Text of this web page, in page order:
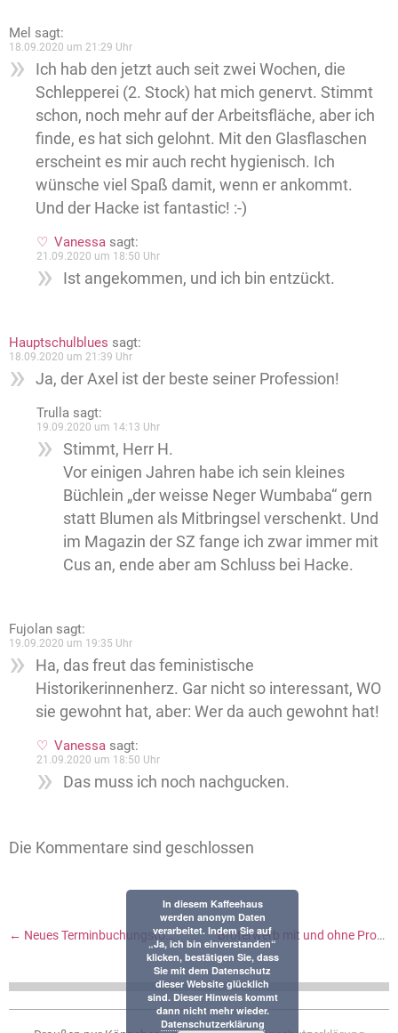
Mel sagt:
18.09.2020 um 21:29 Uhr
Ich hab den jetzt auch seit zwei Wochen, die
Schlepperei (2. Stock) hat mich genervt. Stimmt
schon, noch mehr auf der Arbeitsfläche, aber ich
finde, es hat sich gelohnt. Mit den Glasflaschen
erscheint es mir auch recht hygienisch. Ich
wünsche viel Spaß damit, wenn er ankommt.
Und der Hacke ist fantastic! :-)
Vanessa sagt:
21.09.2020 um 18:50 Uhr
Ist angekommen, und ich bin entzückt.
Hauptschulblues sagt:
18.09.2020 um 21:39 Uhr
Ja, der Axel ist der beste seiner Profession!
Trulla sagt:
19.09.2020 um 14:13 Uhr
Stimmt, Herr H.
Vor einigen Jahren habe ich sein kleines
Büchlein „der weisse Neger Wumbaba“ gern
statt Blumen als Mitbringsel verschenkt. Und
im Magazin der SZ fange ich zwar immer mit
Cus an, ende aber am Schluss bei Hacke.
Fujolan sagt:
19.09.2020 um 19:35 Uhr
Ha, das freut das feministische
Historikerinnenherz. Gar nicht so interessant, WO
sie gewohnt hat, aber: Wer da auch gewohnt hat!
Vanessa sagt:
21.09.2020 um 18:50 Uhr
Das muss ich noch nachgucken.
Die Kommentare sind geschlossen
← Neues Terminbuchungstool und sonst nur Sonstiges Broterwerb mit und ohne Prosit und Verlängerung im Freibad
In diesem Kaffeehaus
werden anonym Daten
verarbeitet. Indem Sie auf
„Ja, ich bin einverstanden“
klicken, bestätigen Sie, dass
Sie mit dem Datenschutz
dieser Website glücklich
sind. Dieser Hinweis kommt
dann nicht mehr wieder.
Datenschutzerklärung